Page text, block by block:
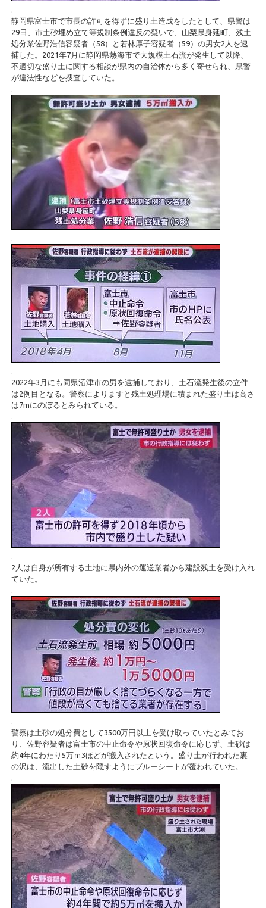
.
静岡県富士市で市長の許可を得ずに盛り土造成をしたとして、県警は
29日、市土砂埋め立て等規制条例違反の疑いで、山梨県身延町、残土
処分業佐野浩信容疑者（58）と若林厚子容疑者（59）の男女2人を逮
捕した。2021年7月に静岡県熱海市で大規模土石流が発生して以降、
不適切な盛り土に関する相談が県内の自治体から多く寄せられ、県警
が違法性などを捜査していた。
.
.
.
2022年3月にも同県沼津市の男を逮捕しており、土石流発生後の立件
は2例目となる。警察によりますと残土処理場に積まれた盛り土は高さ
は7mにのぼるとみられている。
.
.
2人は自身が所有する土地に県内外の運送業者から建設残土を受け入れ
ていた。
.
.
警察は土砂の処分費として3500万円以上を受け取っていたとみてお
り、佐野容疑者は富士市の中止命令や原状回復命令に応じず、土砂は
約4年にわたり5万ｍ3ほどが搬入されたという。盛り土が行われた裏
の沢は、流出した土砂を隠すようにブルーシートが覆われていた。
.